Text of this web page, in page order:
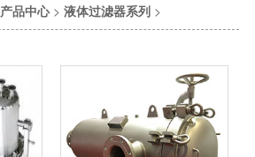
产品中心> 液体过滤器系列>